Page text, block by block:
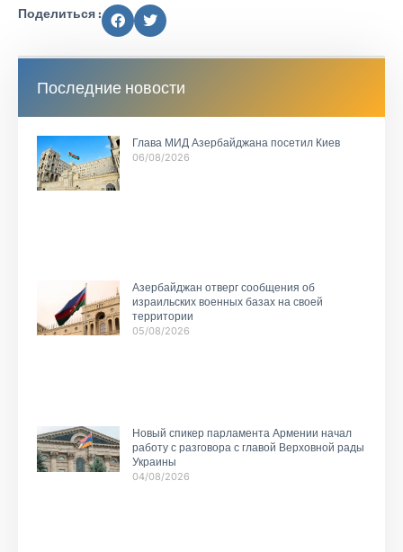
Поделиться :
Последние новости
Глава МИД Азербайджана посетил Киев
06/08/2026
Азербайджан отверг сообщения об
израильских военных базах на своей
территории
05/08/2026
Новый спикер парламента Армении начал
работу с разговора с главой Верховной рады
Украины
04/08/2026